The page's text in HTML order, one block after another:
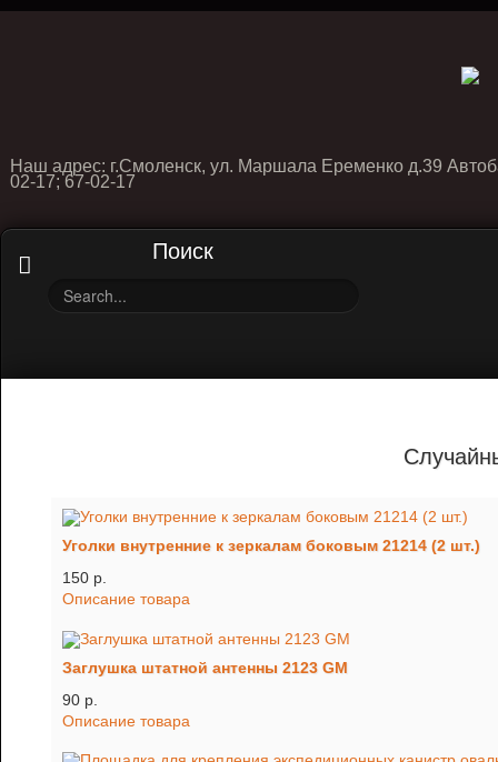
Наш адрес: г.Смоленск, ул. Маршала Еременко д.39
02-17; 67-02-17
Поиск
Уголки внутренние к зеркалам боковым 21214 (2 шт.)
150 p.
Описание товара
Заглушка штатной антенны 2123 GM
90 p.
Описание товара